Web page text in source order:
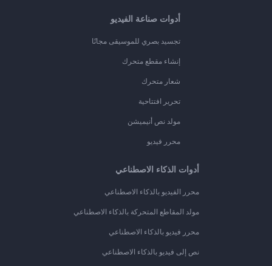
أدوات صناعة الفيديو
تجسيد بصري للموسيقى مجانًا
إنشاء مقطع متحرك
شعار متحرك
تحرير افتتاحية
مولد نص أنيميشن
محرر فيديو
أدوات الذكاء الاصطناعي
محرر الفيديو بالذكاء الاصطناعي
مولد المقاطع المتحركة بالذكاء الاصطناعي
محرر فيديو بالذكاء الاصطناعي
نص إلى فيديو بالذكاء الاصطناعي